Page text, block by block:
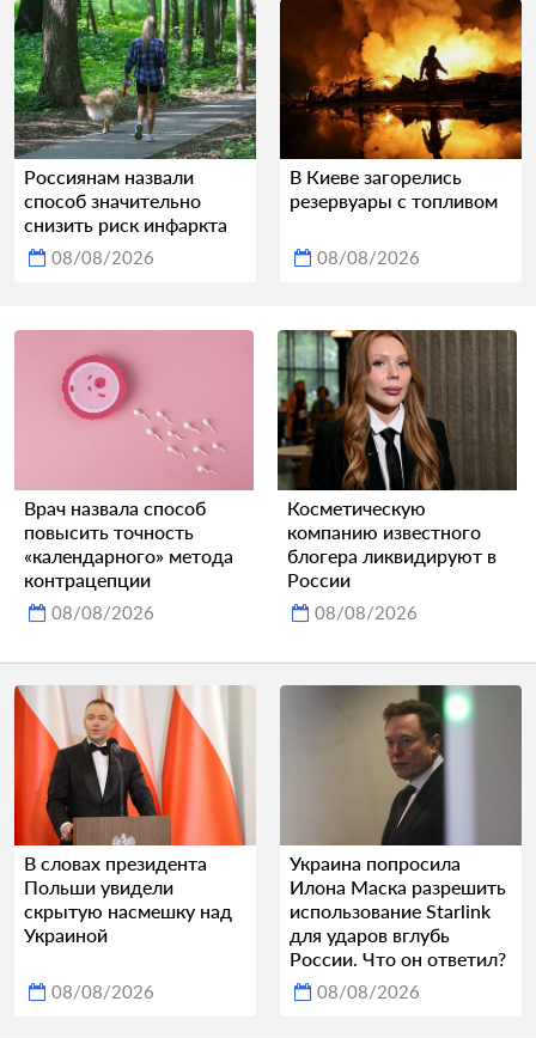
Россиянам назвали
способ значительно
снизить риск инфаркта
08/08/2026
В Киеве загорелись
резервуары с топливом
08/08/2026
Врач назвала способ
повысить точность
«календарного» метода
контрацепции
08/08/2026
Косметическую
компанию известного
блогера ликвидируют в
России
08/08/2026
В словах президента
Польши увидели
скрытую насмешку над
Украиной
08/08/2026
Украина попросила
Илона Маска разрешить
использование Starlink
для ударов вглубь
России. Что он ответил?
08/08/2026